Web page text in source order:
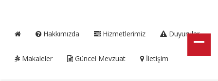
Hakkımızda Hizmetlerimiz Duyurular
Makaleler Güncel Mevzuat İletişim